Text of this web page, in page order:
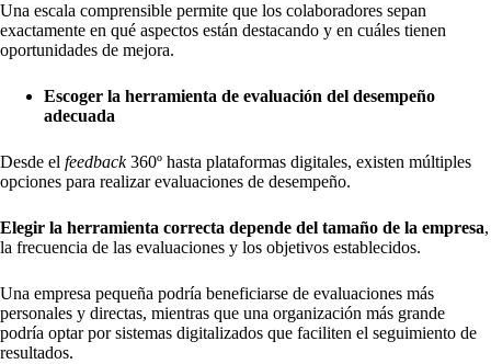
Una escala comprensible permite que los colaboradores sepan
exactamente en qué aspectos están destacando y en cuáles tienen
oportunidades de mejora.
Escoger la herramienta de evaluación del desempeño
adecuada
Desde el feedback360º hasta plataformas digitales, existen múltiples
opciones para realizar evaluaciones de desempeño.
Elegir la herramienta correcta depende del tamaño de la empresa,
la frecuencia de las evaluaciones y los objetivos establecidos.
Una empresa pequeña podría beneficiarse de evaluaciones más
personales y directas, mientras que una organización más grande
podría optar por sistemas digitalizados que faciliten el seguimiento de
resultados.